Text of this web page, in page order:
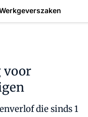
voor
die sinds 1